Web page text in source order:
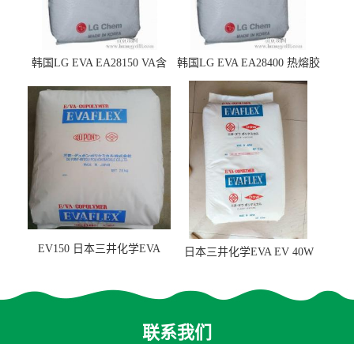
韩国LG EVA EA28150 VA含
韩国LG EVA EA28400 热熔胶
级 VA含量28 熔指400
EV150 日本三井化学EVA
日本三井化学EVA EV 40W
联系我们